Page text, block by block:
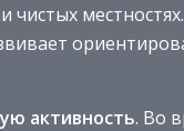
чистых
активность. Во